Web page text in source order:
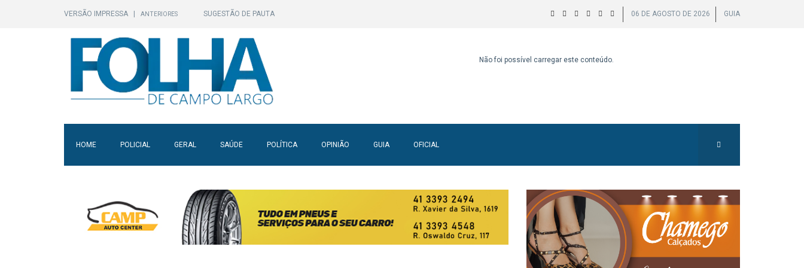
VERSÃO IMPRESSA ANTERIORES SUGESTÃO DE PAUTA 06 DE AGOSTO DE 2026 GUIA
Não foi possível carregar este conteúdo.
HOME POLICIAL GERAL SAÚDE POLÍTICA OPINIÃO GUIA OFICIAL